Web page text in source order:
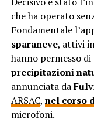
che ha operato
Fondamentale
sparaneve, attivi
hanno permesso
precipitazioni
annunciata da
ARSAC, nel corso
microfoni.